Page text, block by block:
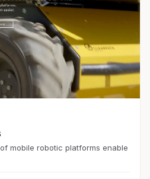
mobile robotic platforms enable